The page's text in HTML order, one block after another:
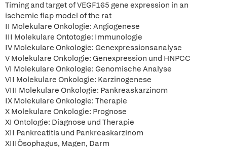
Timing and target of VEGF165 gene expression in an
ischemic flap model of the rat
II Molekulare Onkologie: Angiogenese
III Molekulare Ontotogie: Immunologie
IV Molekulare Onkologie: Genexpressionsanalyse
V Molekulare Onkologie: Genexpression und HNPCC
VI Molekulare Onkologie: Genomische Analyse
VII Molekulare Onkologie: Karzinogenese
VIII Molekulare Onkologie: Pankreaskarzinom
IX Molekulare Onkologie: Therapie
X Molekulare Onkologie: Prognose
XI Ontologie: Diagnose und Therapie
XII Pankreatitis und Pankreaskarzinom
XIIIÖsophagus, Magen, Darm